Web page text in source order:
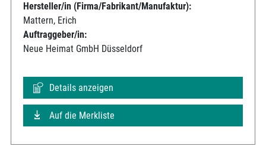
Hersteller/in (Firma/Fabrikant/Manufaktur):
Mattern, Erich
Auftraggeber/in:
Neue Heimat GmbH Düsseldorf
Details anzeigen
Auf die Merkliste